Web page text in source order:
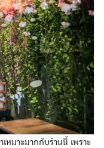
หมาะมากกับร้านนี้ เพราะ